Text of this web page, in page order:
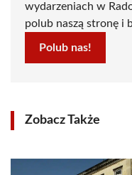
wydarzeniach w
polub naszą stronę i
Polub nas!
Zobacz Także